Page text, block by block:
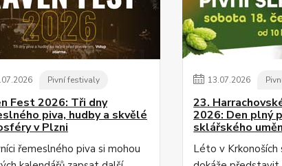
.07.2026 Pivní festivaly
Fest 2026: Tři dny
piva, hudby a skvělé
v Plzni
řemeslného piva si mohou
13.07.2026
23.
2026: Den plný
sklářského
Léto v Krkonoších